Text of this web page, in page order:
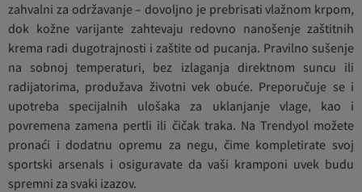
zahvalni za održavanje – dovoljno je prebrisati vlažnom krpom,
dok kožne varijante zahtevaju redovno nanošenje zaštitnih
krema radi dugotrajnosti i zaštite od pucanja. Pravilno sušenje
na sobnoj temperaturi, bez izlaganja direktnom suncu ili
radijatorima, produžava životni vek obuće. Preporučuje se i
upotreba specijalnih ulošaka za uklanjanje vlage, kao i
povremena zamena pertli ili čičak traka. Na Trendyol možete
pronaći i dodatnu opremu za negu, čime kompletirate svoj
sportski arsenals i osiguravate da vaši kramponi uvek budu
spremni za svaki izazov.